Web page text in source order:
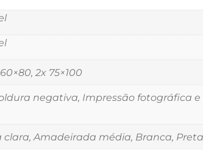
2x 75×100
negativa, Impressão fotográfica
Amadeirada média, Branca, Preta